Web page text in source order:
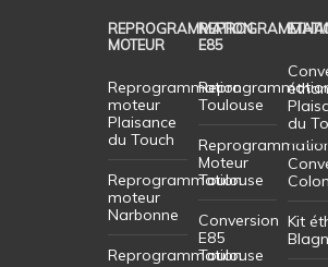
REPROGRAMMATION
MOTEUR
Reprogrammation
moteur
Plaisance
du Touch
Reprogrammation
moteur
Narbonne
Reprogrammation
E85
Toulouse
Moteur
Toulouse
Conversion
E85
Toulouse
du
Kit